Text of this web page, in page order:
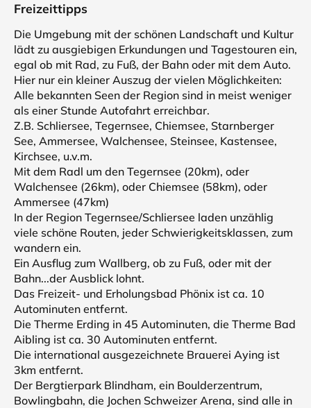
Freizeittipps
Die Umgebung mit der schönen Landschaft und Kultur
lädt zu ausgiebigen Erkundungen und Tagestouren ein,
egal ob mit Rad, zu Fuß, der Bahn oder mit dem Auto.
Hier nur ein kleiner Auszug der vielen Möglichkeiten:
Alle bekannten Seen der Region sind in meist weniger
als einer Stunde Autofahrt erreichbar.
Z.B. Schliersee, Tegernsee, Chiemsee, Starnberger
See, Ammersee, Walchensee, Steinsee, Kastensee,
Kirchsee, u.v.m.
Mit dem Radl um den Tegernsee (20km), oder
Walchensee (26km), oder Chiemsee (58km), oder
Ammersee (47km)
In der Region Tegernsee/Schliersee laden unzählig
viele schöne Routen, jeder Schwierigkeitsklassen, zum
wandern ein.
Ein Ausflug zum Wallberg, ob zu Fuß, oder mit der
Bahn...der Ausblick lohnt.
Das Freizeit- und Erholungsbad Phönix ist ca. 10
Autominuten entfernt.
Die Therme Erding in 45 Autominuten, die Therme Bad
Aibling ist ca. 30 Autominuten entfernt.
Die international ausgezeichnete Brauerei Aying ist
3km entfernt.
Der Bergtierpark Blindham, ein Boulderzentrum,
Bowlingbahn, die Jochen Schweizer Arena, sind alle in